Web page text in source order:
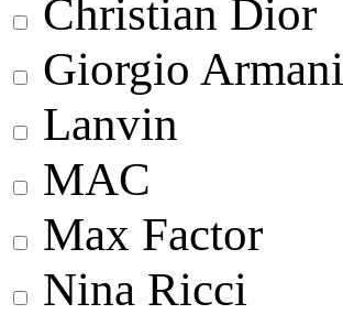
Christian Dior
Giorgio Armani
Lanvin
MAC
Max Factor
Nina Ricci